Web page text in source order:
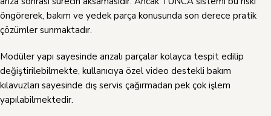
öngörerek, bakım ve yedek parça konusunda son derece pratik
çözümler sunmaktadır.
Modüler yapı sayesinde arızalı parçalar kolayca tespit edilip
değiştirilebilmekte, kullanıcıya özel video destekli bakım
kılavuzları sayesinde dış servis çağırmadan pek çok işlem
yapılabilmektedir.